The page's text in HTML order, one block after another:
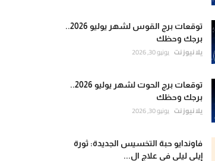
توقعات برج القوس لشهر يوليو 2026..
برجك وحظك
يلا نيوز نت يونيو 30, 2026
توقعات برج الحوت لشهر يوليو 2026..
برجك وحظك
يلا نيوز نت يونيو 30, 2026
فاوندايو حبة التخسيس الجديدة: ثورة
إيلي ليلي في علاج ال...